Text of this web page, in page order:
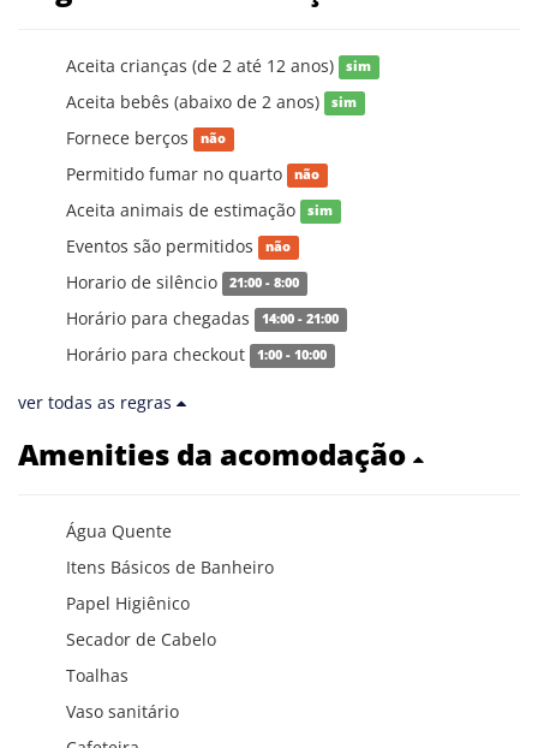
Aceita crianças (de 2 até 12 anos) sim
Aceita bebês (abaixo de 2 anos) sim
Fornece berços não
Permitido fumar no quarto não
Aceita animais de estimação sim
Eventos são permitidos não
Horario de silêncio 21:00 - 8:00
Horário para chegadas 14:00 - 21:00
Horário para checkout 1:00 - 10:00
ver todas as regras
Amenities da acomodação
Água Quente
Itens Básicos de Banheiro
Papel Higiênico
Secador de Cabelo
Toalhas
Vaso sanitário